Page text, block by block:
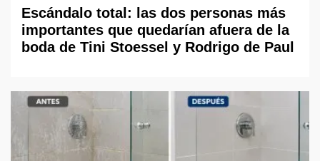
Escándalo total: las dos personas más
importantes que quedarían afuera de la
boda de Tini Stoessel y Rodrigo de Paul